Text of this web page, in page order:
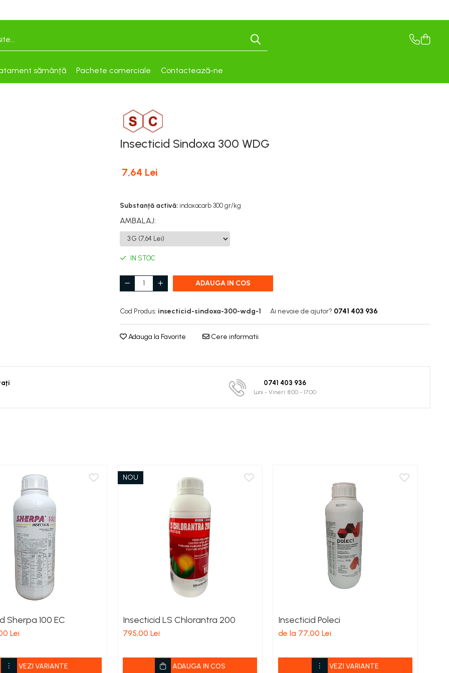
sămânță Pachete comerciale Contactează-ne
Insecticid Sindoxa 300 WDG
7,64 Lei
Substanță activă: indoxacarb 300 gr/kg
AMBALAJ:
IN STOC
ADAUGA IN COS
Cod Produs: insecticid-sindoxa-300-wdg-1 Ai nevoie de ajutor? 0741 403 936
Adauga la Favorite Cere informatii
0741 403 936
Luni - Vineri: 8:00 - 17:00
Sherpa 100 EC
Lei
VEZI VARIANTE
NOU
Insecticid LS Chlorantra 200
795,00 Lei
ADAUGA IN COS
Insecticid Poleci
de la 77,00 Lei
VEZI VARIANTE